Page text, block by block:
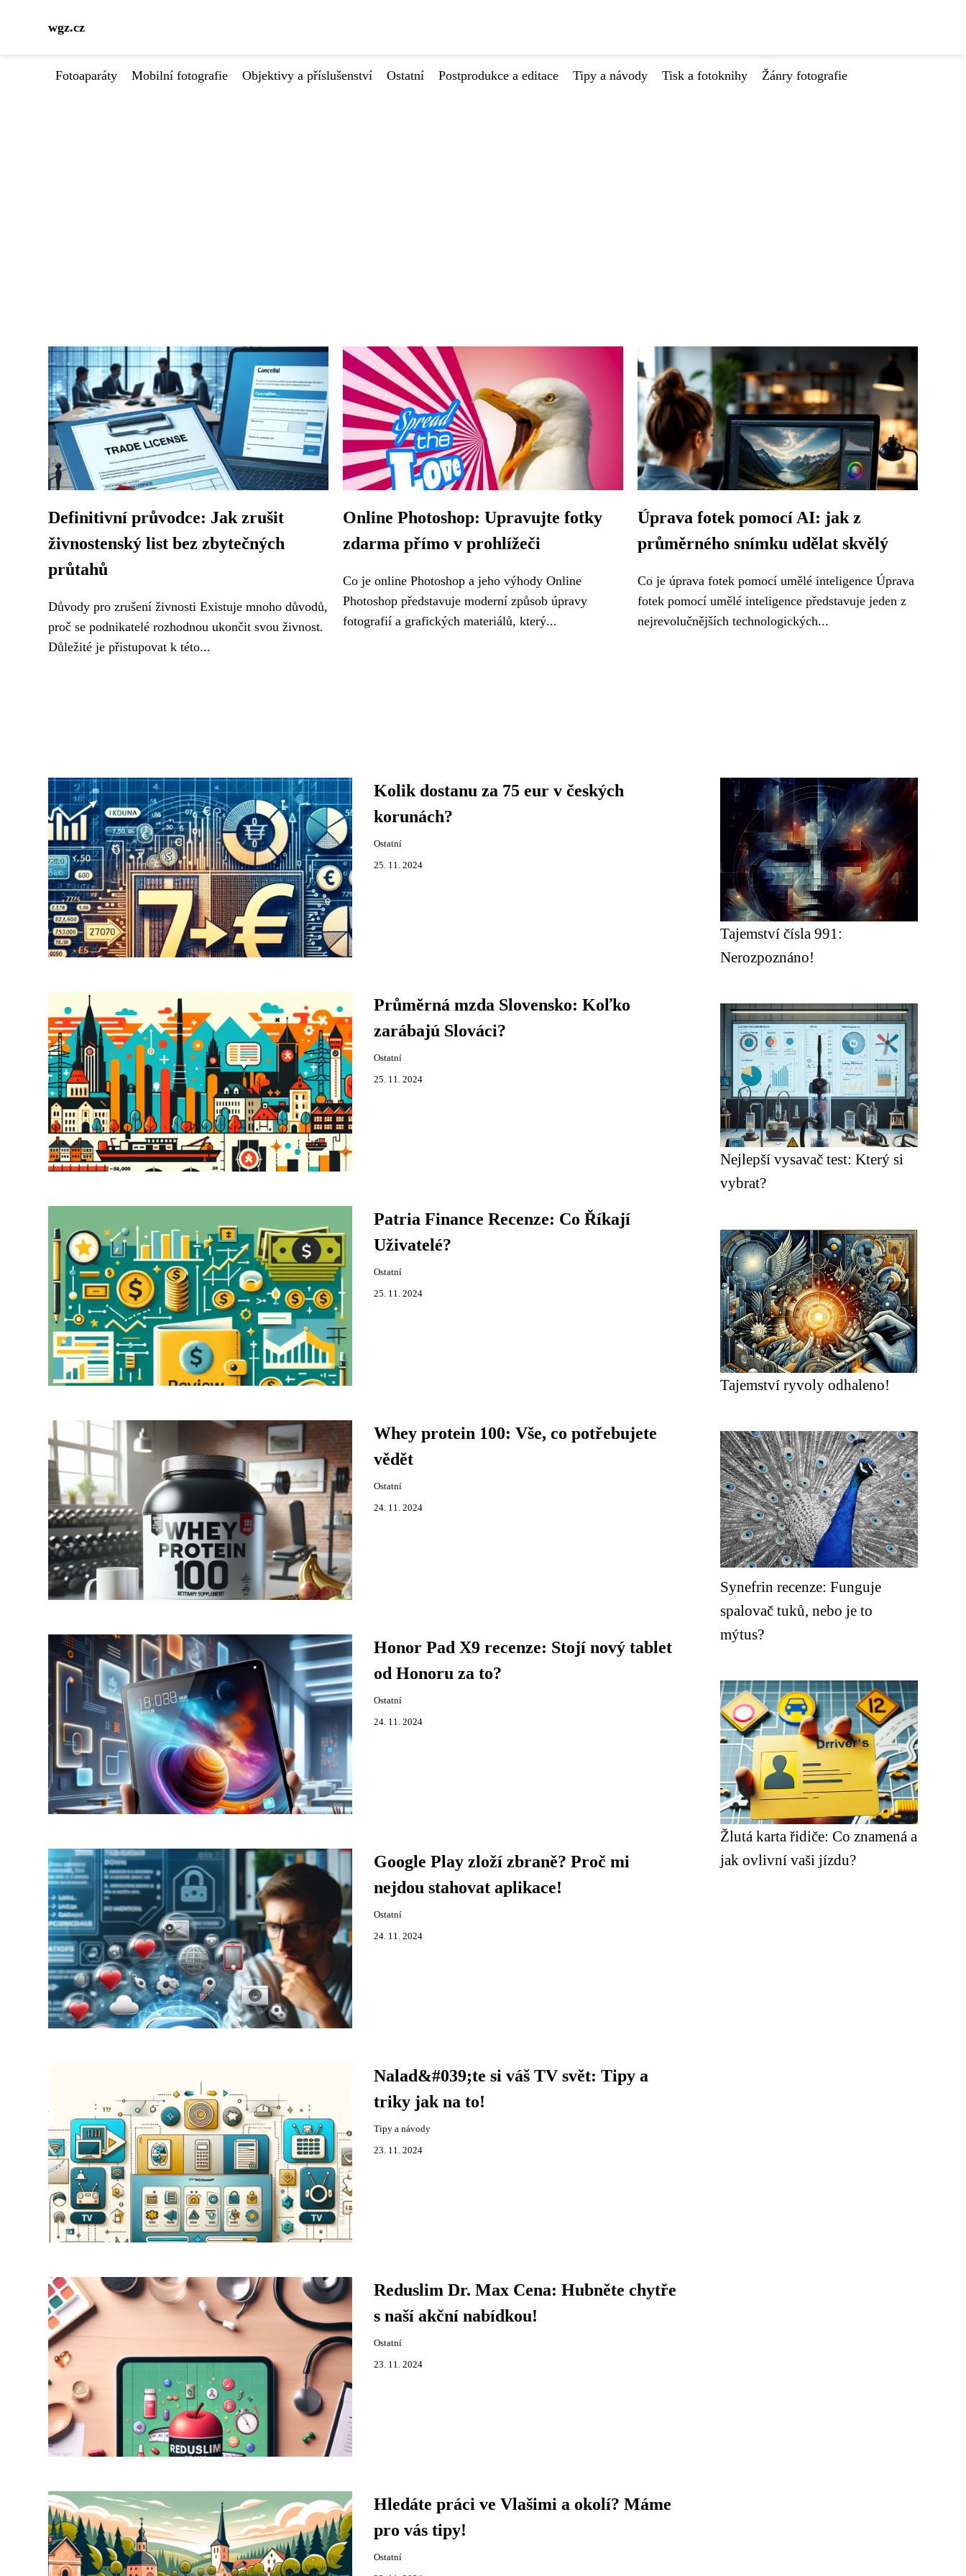
wgz.cz
Fotoaparáty Mobilní fotografie Objektivy a příslušenství Ostatní Postprodukce a editace Tipy a návody Tisk a fotoknihy Žánry fotografie
Definitivní průvodce: Jak zrušit
živnostenský list bez zbytečných
průtahů
Důvody pro zrušení živnosti Existuje mnoho důvodů,
proč se podnikatelé rozhodnou ukončit svou živnost.
Důležité je přistupovat k této...
Online Photoshop: Upravujte fotky
zdarma přímo v prohlížeči
Co je online Photoshop a jeho výhody Online
Photoshop představuje moderní způsob úpravy
fotografií a grafických materiálů, který...
Úprava fotek pomocí AI: jak z
průměrného snímku udělat skvělý
Co je úprava fotek pomocí umělé inteligence Úprava
fotek pomocí umělé inteligence představuje jeden z
nejrevolučnějších technologických...
Kolik dostanu za 75 eur v českých
korunách?
Ostatní
25. 11. 2024
Průměrná mzda Slovensko: Koľko
zarábajú Slováci?
Ostatní
25. 11. 2024
Patria Finance Recenze: Co Říkají
Uživatelé?
Ostatní
25. 11. 2024
Whey protein 100: Vše, co potřebujete
vědět
Ostatní
24. 11. 2024
Honor Pad X9 recenze: Stojí nový tablet
od Honoru za to?
Ostatní
24. 11. 2024
Google Play zloží zbraně? Proč mi
nejdou stahovat aplikace!
Ostatní
24. 11. 2024
Nalad&#039;te si váš TV svět: Tipy a
triky jak na to!
Tipy a návody
23. 11. 2024
Reduslim Dr. Max Cena: Hubněte chytře
s naší akční nabídkou!
Ostatní
23. 11. 2024
Hledáte práci ve Vlašimi a okolí? Máme
pro vás tipy!
Ostatní
Tajemství čísla 991:
Nerozpoznáno!
Nejlepší vysavač test: Který si
vybrat?
Tajemství ryvoly odhaleno!
Synefrin recenze: Funguje
spalovač tuků, nebo je to
mýtus?
Žlutá karta řidiče: Co znamená a
jak ovlivní vaši jízdu?